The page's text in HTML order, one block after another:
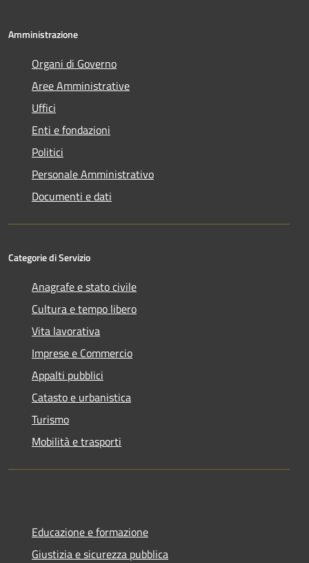
Amministrazione
Organi di Governo
Aree Amministrative
Uffici
Enti e fondazioni
Politici
Personale Amministrativo
Documenti e dati
Categorie di Servizio
Anagrafe e stato civile
Cultura e tempo libero
Vita lavorativa
Imprese e Commercio
Appalti pubblici
Catasto e urbanistica
Turismo
Mobilità e trasporti
Educazione e formazione
Giustizia e sicurezza pubblica